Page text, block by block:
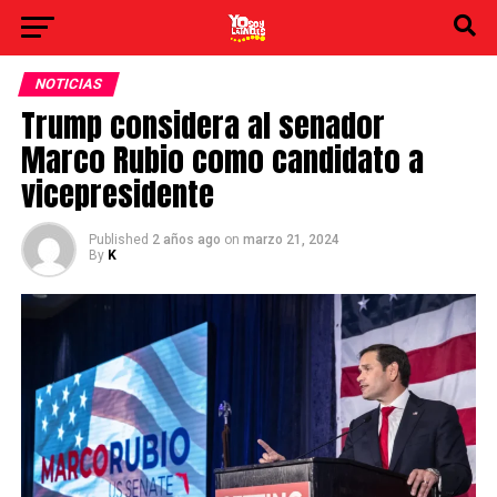
NOTICIAS
Trump considera al senador
Marco Rubio como candidato a
vicepresidente
Published 2 años ago on marzo 21, 2024
By K